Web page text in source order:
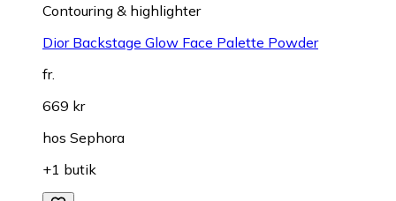
Contouring & highlighter
Dior Backstage Glow Face Palette Powder
fr.
669 kr
hos Sephora
+1 butik